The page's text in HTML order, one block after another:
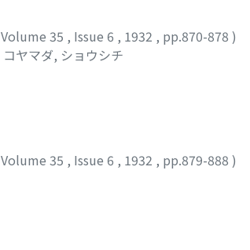
Volume 35 , Issue 6 , 1932 , pp.870-878 )
コヤマダ, ショウシチ
Volume 35 , Issue 6 , 1932 , pp.879-888 )